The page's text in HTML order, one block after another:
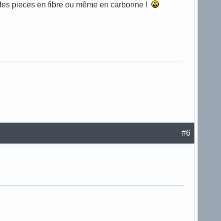
pieces en fibre ou même en carbonne !
#6